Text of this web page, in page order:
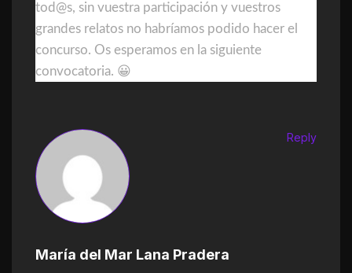
tod@s, sin vuestra participación y vuestros
grandes relatos no habríamos podido hacer el
concurso. Os esperamos en la siguiente
convocatoria. 😀
María del Mar Lana Pradera
Reply